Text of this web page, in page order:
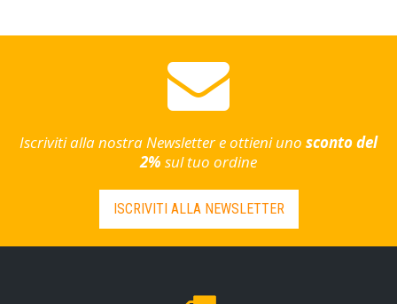
Iscriviti alla nostra Newsletter e ottieni uno sconto del
2% sul tuo ordine
ISCRIVITI ALLA NEWSLETTER